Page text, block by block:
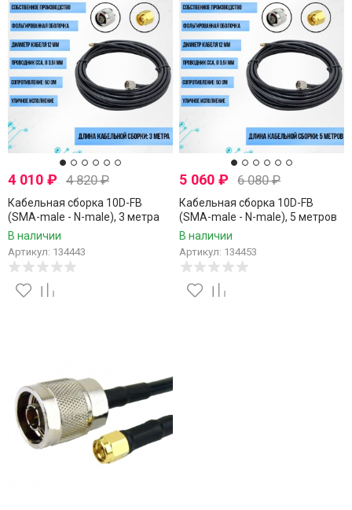
4 010 ₽ 4 820₽
Кабельная сборка 10D-FB
(SMA-male - N-male), 3 метра
В наличии
Артикул: 134443
5 060₽ 6 080₽
Кабельная сборка 10D-FB
(SMA-male - N-male), 5 метров
В наличии
Артикул: 134453